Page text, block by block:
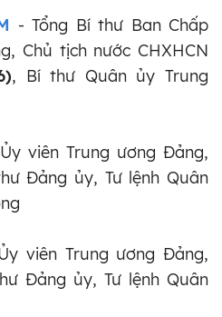
- Tổng Bí thư Ban Chấp
Chủ tịch nước CHXHCN
, Bí thư Quân ủy Trung
viên Trung ương Đảng,
Đảng ủy, Tư lệnh Quân
viên Trung ương Đảng,
Đảng ủy, Tư lệnh Quân